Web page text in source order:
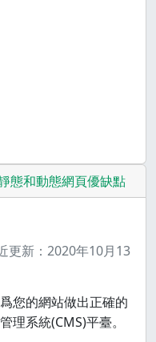
態和動態網頁優缺點
更新： 2020年10月13
您的網站做出正確的
理系統(CMS)平臺。